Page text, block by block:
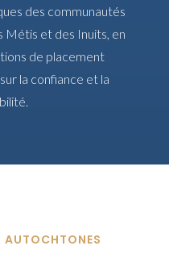
des communautés
Métis et des Inuits, en
de placement
la confiance et la
AUTOCHTONES